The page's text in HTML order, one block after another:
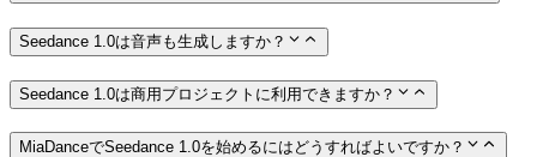
Seedance 1.0は音声も生成しますか？
Seedance 1.0は商用プロジェクトに利用できますか？
MiaDanceでSeedance 1.0を始めるにはどうすればよいですか？